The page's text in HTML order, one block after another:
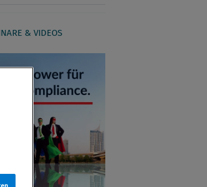
& VIDEOS